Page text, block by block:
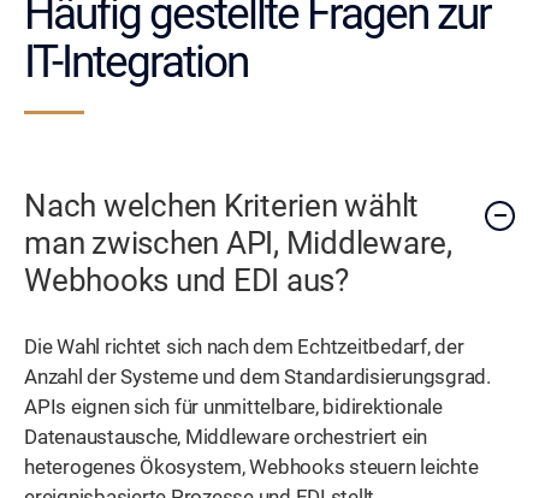
Häufig gestellte Fragen zur
IT-Integration
Nach welchen Kriterien wählt
man zwischen API, Middleware,
Webhooks und EDI aus?
Die Wahl richtet sich nach dem Echtzeitbedarf, der
Anzahl der Systeme und dem Standardisierungsgrad.
APIs eignen sich für unmittelbare, bidirektionale
Datenaustausche, Middleware orchestriert ein
heterogenes Ökosystem, Webhooks steuern leichte